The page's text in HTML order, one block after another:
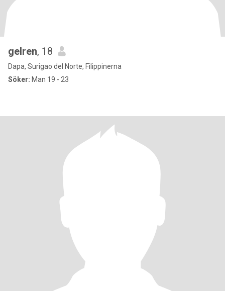
gelren, 18
Dapa, Surigao del Norte, Filippinerna
Söker: Man 19 - 23